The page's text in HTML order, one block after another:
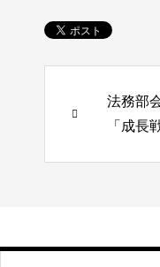
法務部
「成長